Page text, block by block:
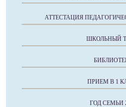
АТТЕСТАЦИЯ
ШКОЛЬНЫЙ
ПРИЕМ В 1
ГОД СЕМЬИ